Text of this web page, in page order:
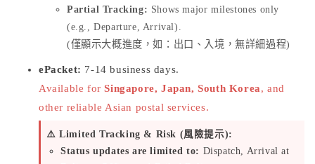
Partial Tracking: Shows major milestones only
(e.g., Departure, Arrival).
(僅顯示大概進度，如：出口、入境，無詳細過程)
ePacket: 7-14 business days.
Available forSingapore, Japan, South Korea, and
other reliable Asian postal services.
⚠️ Limited Tracking & Risk (風險提示):
Status updates are limited to: Dispatch, Arrival at